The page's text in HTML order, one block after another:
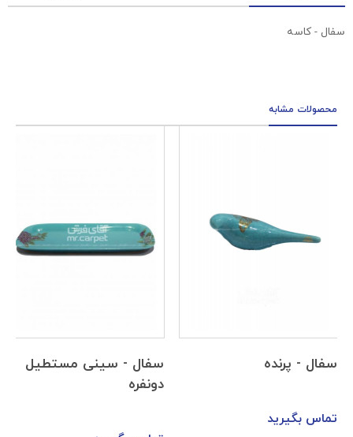
سفال - کاسه
محصولات مشابه
سفال - سینی مستطیل
سفال -